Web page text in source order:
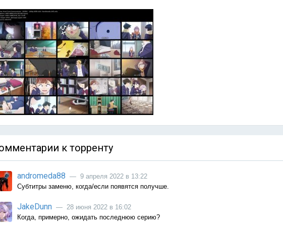
к торренту
andromeda88 — 9 апреля 2022 в 13:22
Субтитры заменю, когда/если появятся получше.
JakeDunn — 28 июня 2022 в 16:02
Когда, примерно, ожидать последнюю серию?